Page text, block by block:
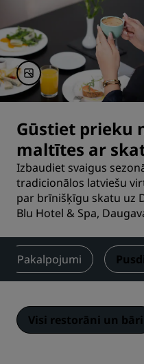
Gūstiet prieku
maltītes ar
Izbaudiet svaigus
tradicionālos latviešu
par brīnišķīgu skatu uz
Blu Hotel & Spa,
Pakalpojumi
Visi restorāni un bāri